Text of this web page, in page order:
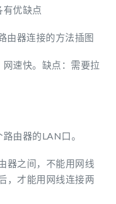
有优缺点
速快。缺点：需要拉
由器的LAN口。
器之间，不能用网线
，才能用网线连接两